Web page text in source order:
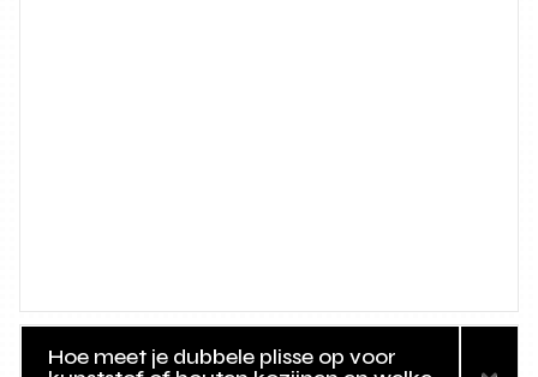
Hoe meet je dubbele plisse op voor